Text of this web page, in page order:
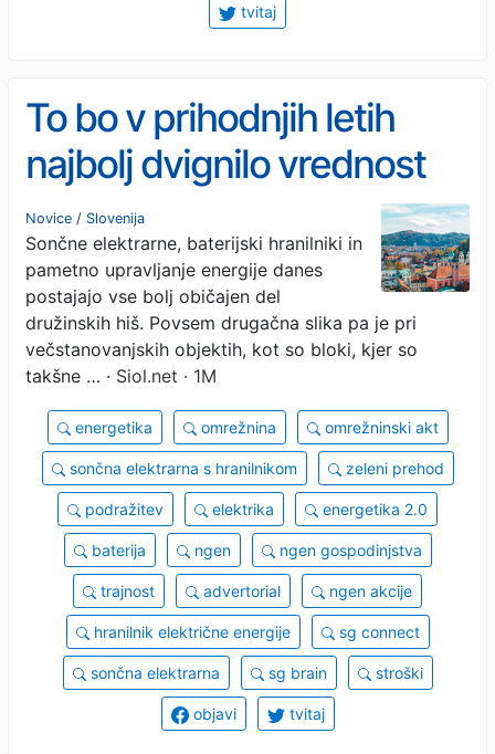
tvitaj
To bo v prihodnjih letih
najbolj dvignilo vrednost
stanovanj in
večstanovanjskih stavb
Novice / Slovenija
Sončne elektrarne, baterijski hranilniki in
pametno upravljanje energije danes
postajajo vse bolj običajen del
družinskih hiš. Povsem drugačna slika pa je pri
večstanovanjskih objektih, kot so bloki, kjer so
takšne … · Siol.net · 1M
energetika omrežnina omrežninski akt
sončna elektrarna s hranilnikom zeleni prehod
podražitev elektrika energetika 2.0
baterija ngen ngen gospodinjstva
trajnost advertorial ngen akcije
hranilnik električne energije sg connect
sončna elektrarna sg brain stroški
objavi tvitaj